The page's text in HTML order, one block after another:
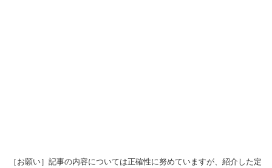
［お願い］記事の内容については正確性に努めていますが、紹介した定